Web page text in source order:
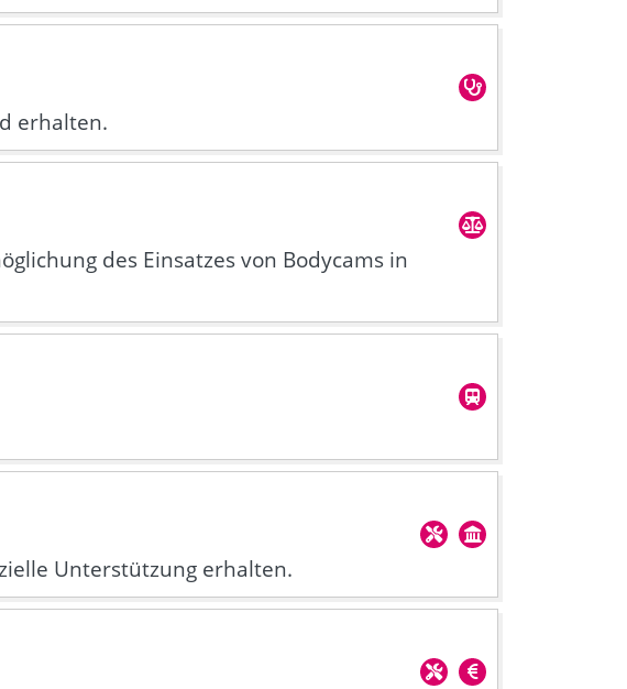
erhalten.
des Einsatzes von Bodycams in
Unterstützung erhalten.